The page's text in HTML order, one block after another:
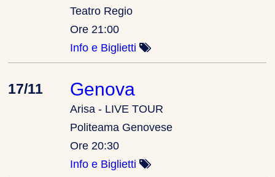
Teatro Regio
Ore 21:00
Info e Biglietti
17/11 Genova
Arisa - LIVE TOUR
Politeama Genovese
Ore 20:30
Info e Biglietti